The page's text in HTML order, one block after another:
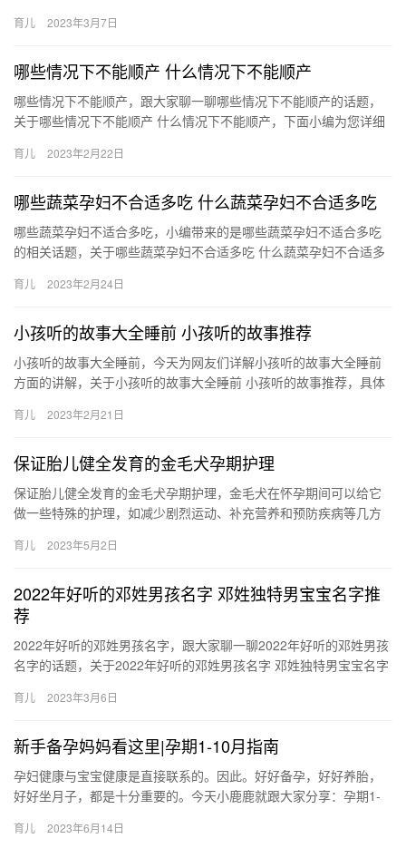
育儿 2023年3月7日
哪些情况下不能顺产 什么情况下不能顺产
哪些情况下不能顺产，跟大家聊一聊哪些情况下不能顺产的话题，
关于哪些情况下不能顺产 什么情况下不能顺产，下面小编为您详细
些…
育儿 2023年2月22日
哪些蔬菜孕妇不合适多吃 什么蔬菜孕妇不合适多吃
哪些蔬菜孕妇不适合多吃，小编带来的是哪些蔬菜孕妇不适合多吃
的相关话题，关于哪些蔬菜孕妇不合适多吃 什么蔬菜孕妇不合适多
育儿 2023年2月24日
小孩听的故事大全睡前 小孩听的故事推荐
小孩听的故事大全睡前，今天为网友们详解小孩听的故事大全睡前
方面的讲解，关于小孩听的故事大全睡前 小孩听的故事推荐，具体
育儿 2023年2月21日
保证胎儿健全发育的金毛犬孕期护理
保证胎儿健全发育的金毛犬孕期护理，金毛犬在怀孕期间可以给它
做一些特殊的护理，如减少剧烈运动、补充营养和预防疾病等几方
护理…
育儿 2023年5月2日
2022年好听的邓姓男孩名字 邓姓独特男宝宝名字推
荐
2022年好听的邓姓男孩名字，跟大家聊一聊2022年好听的邓姓男孩
名字的话题，关于2022年好听的邓姓男孩名字 邓姓独特男宝宝名字
育儿 2023年3月6日
新手备孕妈妈看这里|孕期1-10月指南
孕妇健康与宝宝健康是直接联系的。因此。好好备孕，好好养胎，
好好坐月子，都是十分重要的。今天小鹿鹿就跟大家分享：孕期1-
接…
育儿 2023年6月14日